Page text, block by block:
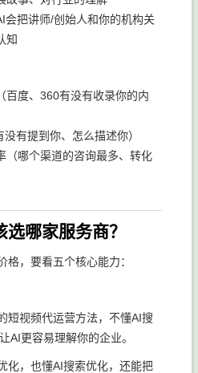
会把讲师/创始人和你的机构关
知
百度、360有没有收录你的内
有提到你、怎么描述你）
（哪个渠道的咨询最多、转化
哪家服务商？
，要看五个核心能力：
短视频代运营方法，不懂AI搜
AI更容易理解你的企业。
化，也懂AI搜索优化，还能把